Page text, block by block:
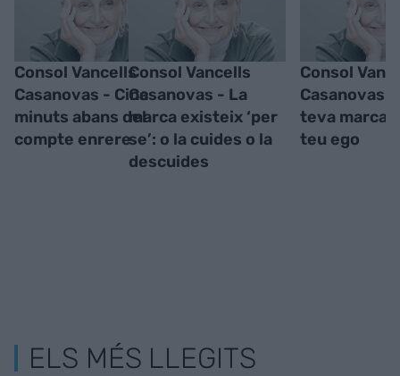
Consol Vancells
Casanovas - Cinc
minuts abans del
compte enrere
Consol Vancells
Casanovas - La
marca existeix ‘per
se’: o la cuides o la
descuides
Consol
Casanovas -
teva marca
teu ego
ELS MÉS LLEGITS